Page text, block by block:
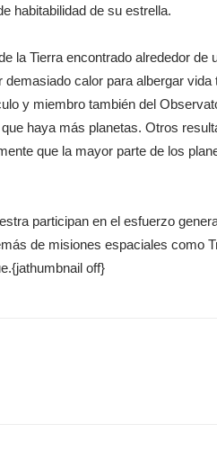
habitabilidad de su estrella.
la Tierra encontrado alrededor de
calor para albergar vida
y miembro también del
haya más planetas. Otros
que la mayor parte de los
participan en el esfuerzo
de misiones espaciales como
off}